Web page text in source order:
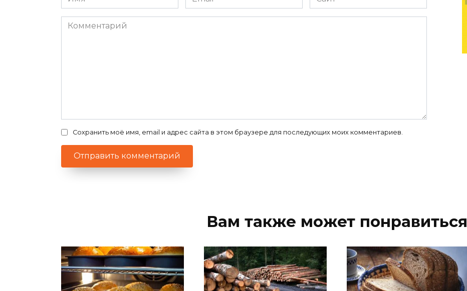
*
*
Комментарий
Сохранить моё имя, email и адрес сайта в этом браузере для последующих моих комментариев.
Вам также может понравиться